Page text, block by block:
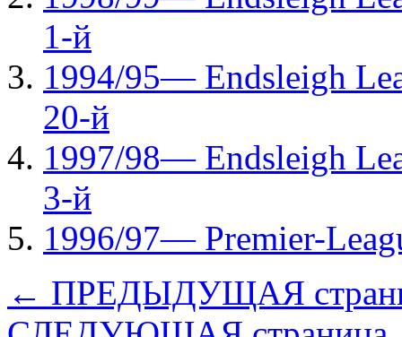
1-й
1994/95— Endsleigh
20-й
1997/98— Endsleigh
3-й
1996/97— Рremier-
← ПРЕДЫДУЩАЯ